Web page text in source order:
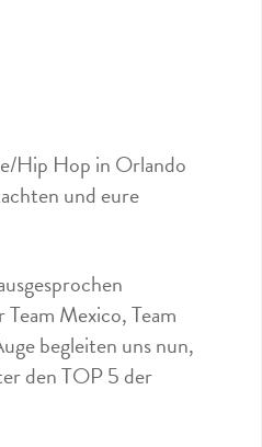
Hip Hop in Orlando
und eure
Mexico, Team
begleiten uns nun,
den TOP 5 der